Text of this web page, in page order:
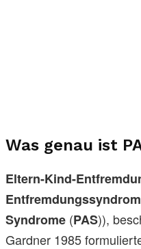
Was genau ist
Eltern-Kind-
Entfremdungssyndrom
Syndrome (PAS)),
Gardner 1985